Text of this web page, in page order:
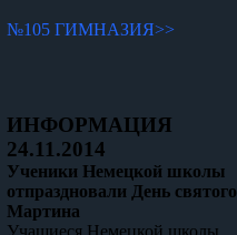
№105 ГИМНАЗИЯ>>
ИНФОРМАЦИЯ
24.11.2014
Ученики Немецкой школы
отпраздновали День святого
Мартина
Учащиеся Немецкой школы